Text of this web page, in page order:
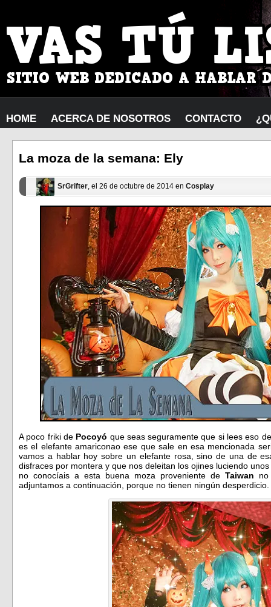
HOME ACERCA DE NOSOTROS CONTACTO
La moza de la semana: Ely
SrGrifter, el 26 de octubre de 2014 en Cosplay
A poco friki de Pocoyó que seas seguramente que si lees eso
es el elefante amariconao ese que sale en esa mencionada
vamos a hablar hoy sobre un elefante rosa, sino de una de
disfraces por montera y que nos deleitan los ojines luciendo
no conocíais a esta buena moza proveniente de Taiwan
adjuntamos a continuación, porque no tienen ningún